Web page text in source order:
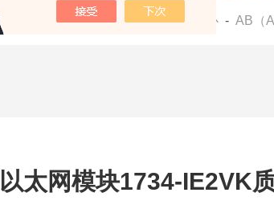
当前位置： 首页-产品中心 - AB（
以太网模块1734-IE2VK